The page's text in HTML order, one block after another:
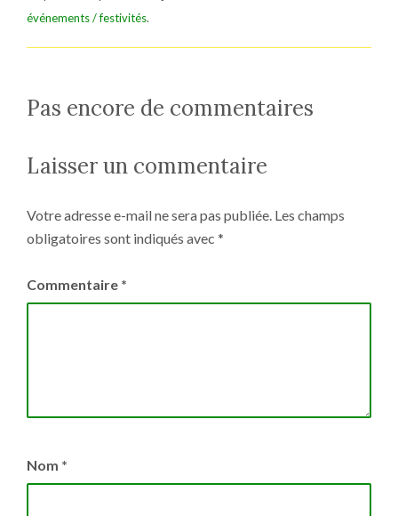
événements / festivités.
Pas encore de commentaires
Laisser un commentaire
Votre adresse e-mail ne sera pas publiée. Les champs
obligatoires sont indiqués avec *
Commentaire *
Nom *